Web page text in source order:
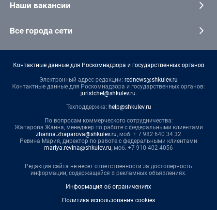
Наши вакансии
Все города сети
Контактные данные для Роскомнадзора и государственных органов
Электронный адрес редакции: rednews@shkulev.ru
Контактные данные для Роскомнадзора и государственных органов:
juristchel@shkulev.ru.
Техподдержка: help@shkulev.ru
По вопросам коммерческого сотрудничества:
Жапарова Жанна, менеджер по работе с федеральными клиентами
zhanna.zhaparova@shkulev.ru, моб. + 7 982 640 34 32
Ревина Мария, директор по работе с федеральными клиентами
mariya.revina@shkulev.ru, моб. +7 910 402 4056
Редакция сайта не несет ответственности за достоверность
информации, содержащейся в рекламных объявлениях.
Информация об ограничениях
Политика использования cookies